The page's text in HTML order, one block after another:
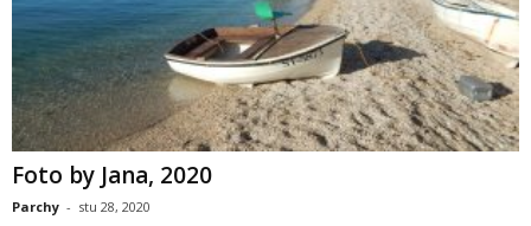
Foto by Jana, 2020
Parchy - stu 28, 2020